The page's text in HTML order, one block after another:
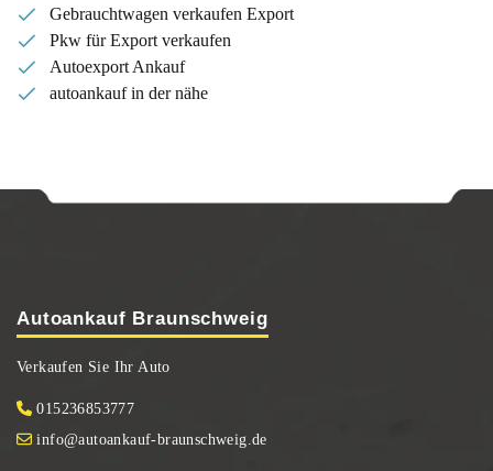
Gebrauchtwagen verkaufen Export
Pkw für Export verkaufen
Autoexport Ankauf
autoankauf in der nähe
Autoankauf Braunschweig
Verkaufen Sie Ihr Auto
015236853777
info@autoankauf-braunschweig.de